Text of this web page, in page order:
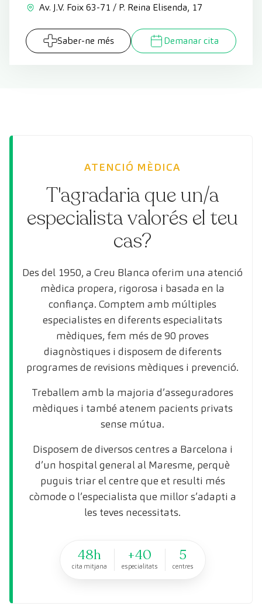
Av. J.V. Foix 63-71 / P. Reina Elisenda, 17
Saber-ne més Demanar cita
ATENCIÓ MÈDICA
T'agradaria que un/a
especialista valorés el teu
cas?
Des del 1950, a Creu Blanca oferim una atenció
mèdica propera, rigorosa i basada en la
confiança. Comptem amb múltiples
especialistes en diferents especialitats
mèdiques, fem més de 90 proves
diagnòstiques i disposem de diferents
programes de revisions mèdiques i prevenció.
Treballem amb la majoria d’asseguradores
mèdiques i també atenem pacients privats
sense mútua.
Disposem de diversos centres a Barcelona i
d’un hospital general al Maresme, perquè
puguis triar el centre que et resulti més
còmode o l’especialista que millor s’adapti a
les teves necessitats.
48h
cita mitjana
+40
especialitats
5
centres